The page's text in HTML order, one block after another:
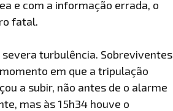
e com a informação errada, o
fatal.
severa turbulência. Sobreviventes
em que a tripulação
a subir, não antes de o alarme
mas às 15h34 houve o